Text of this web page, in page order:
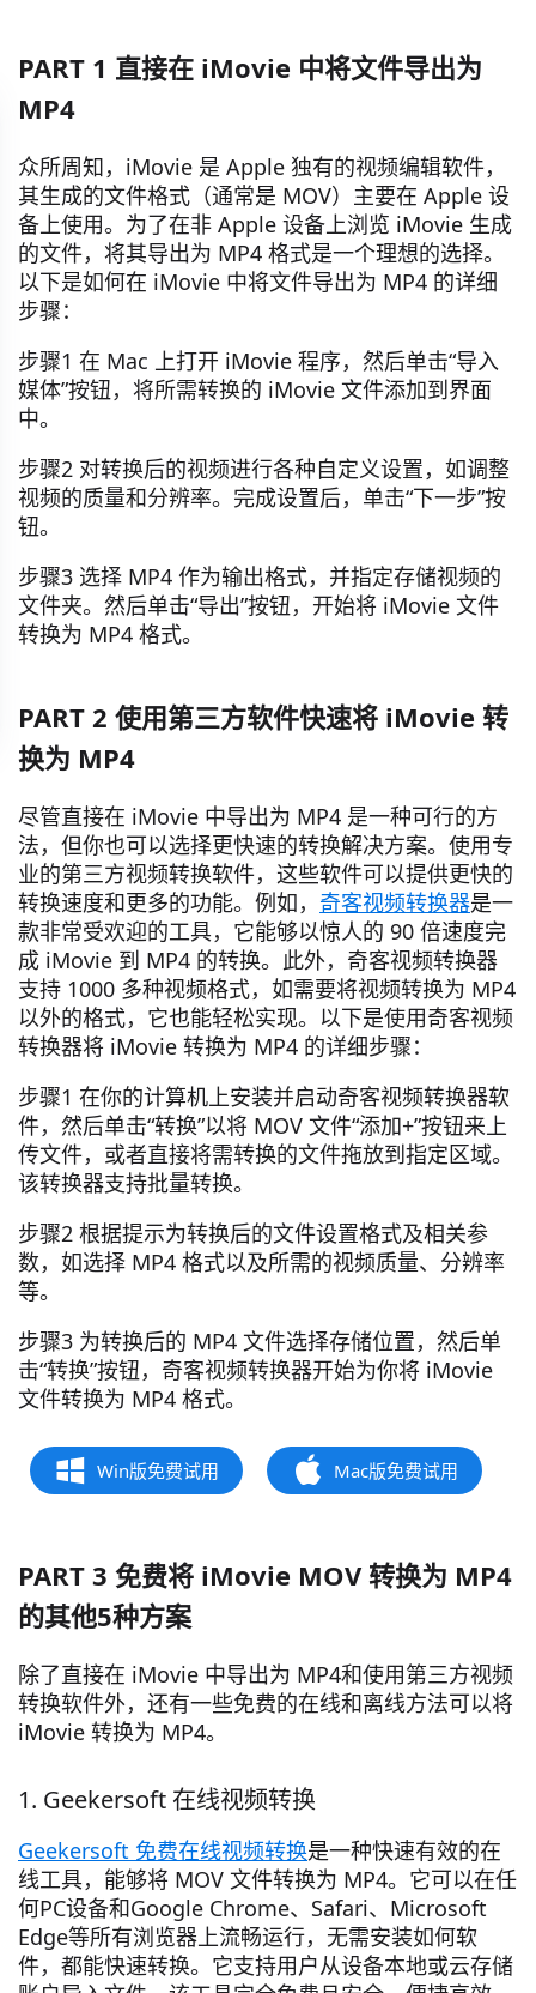
PART 1 直接在 iMovie 中将文件导出为
MP4
众所周知，iMovie 是 Apple 独有的视频编辑软件，
其生成的文件格式（通常是 MOV）主要在 Apple 设
备上使用。为了在非 Apple 设备上浏览 iMovie 生成
的文件，将其导出为 MP4 格式是一个理想的选择。
以下是如何在 iMovie 中将文件导出为 MP4 的详细
步骤：
步骤1 在 Mac 上打开 iMovie 程序，然后单击“导入
媒体”按钮，将所需转换的 iMovie 文件添加到界面
中。
步骤2 对转换后的视频进行各种自定义设置，如调整
视频的质量和分辨率。完成设置后，单击“下一步”按
钮。
步骤3 选择 MP4 作为输出格式，并指定存储视频的
文件夹。然后单击“导出”按钮，开始将 iMovie 文件
转换为 MP4 格式。
PART 2 使用第三方软件快速将 iMovie 转
换为 MP4
尽管直接在 iMovie 中导出为 MP4 是一种可行的方
法，但你也可以选择更快速的转换解决方案。使用专
业的第三方视频转换软件，这些软件可以提供更快的
转换速度和更多的功能。例如， 奇客视频转换器是一
款非常受欢迎的工具，它能够以惊人的 90 倍速度完
成 iMovie 到 MP4 的转换。此外，奇客视频转换器
支持 1000 多种视频格式，如需要将视频转换为 MP4
以外的格式，它也能轻松实现。以下是使用奇客视频
转换器将 iMovie 转换为 MP4 的详细步骤：
步骤1 在你的计算机上安装并启动奇客视频转换器软
件，然后单击“转换”以将 MOV 文件“添加+”按钮来上
传文件，或者直接将需转换的文件拖放到指定区域。
该转换器支持批量转换。
步骤2 根据提示为转换后的文件设置格式及相关参
数，如选择 MP4 格式以及所需的视频质量、分辨率
等。
步骤3 为转换后的 MP4 文件选择存储位置，然后单
击“转换”按钮，奇客视频转换器开始为你将 iMovie
文件转换为 MP4 格式。
Win版免费试用 Mac版免费试用
PART 3 免费将 iMovie MOV 转换为 MP4
的其他5种方案
除了直接在 iMovie 中导出为 MP4和使用第三方视频
转换软件外，还有一些免费的在线和离线方法可以将
iMovie 转换为 MP4。
1. Geekersoft 在线视频转换
Geekersoft 免费在线视频转换是一种快速有效的在
线工具，能够将 MOV 文件转换为 MP4。它可以在任
何PC设备和Google Chrome、Safari、Microsoft
Edge等所有浏览器上流畅运行，无需安装如何软
件，都能快速转换。它支持用户从设备本地或云存储